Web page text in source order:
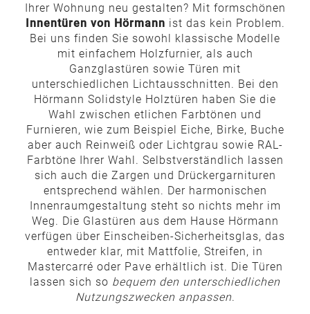
Ihrer Wohnung neu gestalten? Mit formschönen
Innentüren von Hörmann ist das kein Problem.
Bei uns finden Sie sowohl klassische Modelle
mit einfachem Holzfurnier, als auch
Ganzglastüren sowie Türen mit
unterschiedlichen Lichtausschnitten. Bei den
Hörmann Solidstyle Holztüren haben Sie die
Wahl zwischen etlichen Farbtönen und
Furnieren, wie zum Beispiel Eiche, Birke, Buche
aber auch Reinweiß oder Lichtgrau sowie RAL-
Farbtöne Ihrer Wahl. Selbstverständlich lassen
sich auch die Zargen und Drückergarnituren
entsprechend wählen. Der harmonischen
Innenraumgestaltung steht so nichts mehr im
Weg. Die Glastüren aus dem Hause Hörmann
verfügen über Einscheiben-Sicherheitsglas, das
entweder klar, mit Mattfolie, Streifen, in
Mastercarré oder Pave erhältlich ist. Die Türen
lassen sich so bequem den unterschiedlichen
Nutzungszwecken anpassen.